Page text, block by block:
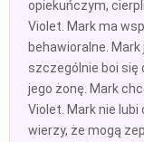
opiekuńczym,
Violet. Mark ma
behawioralne.
szczególnie boi się
jego żonę. Mark
Violet. Mark nie
wierzy, że mogą